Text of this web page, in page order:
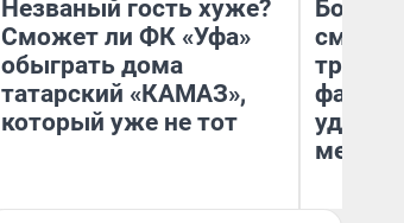
Незваный гость хуже?
Сможет ли ФК «Уфа»
обыграть дома
татарский «КАМАЗ»,
который уже не тот
месте